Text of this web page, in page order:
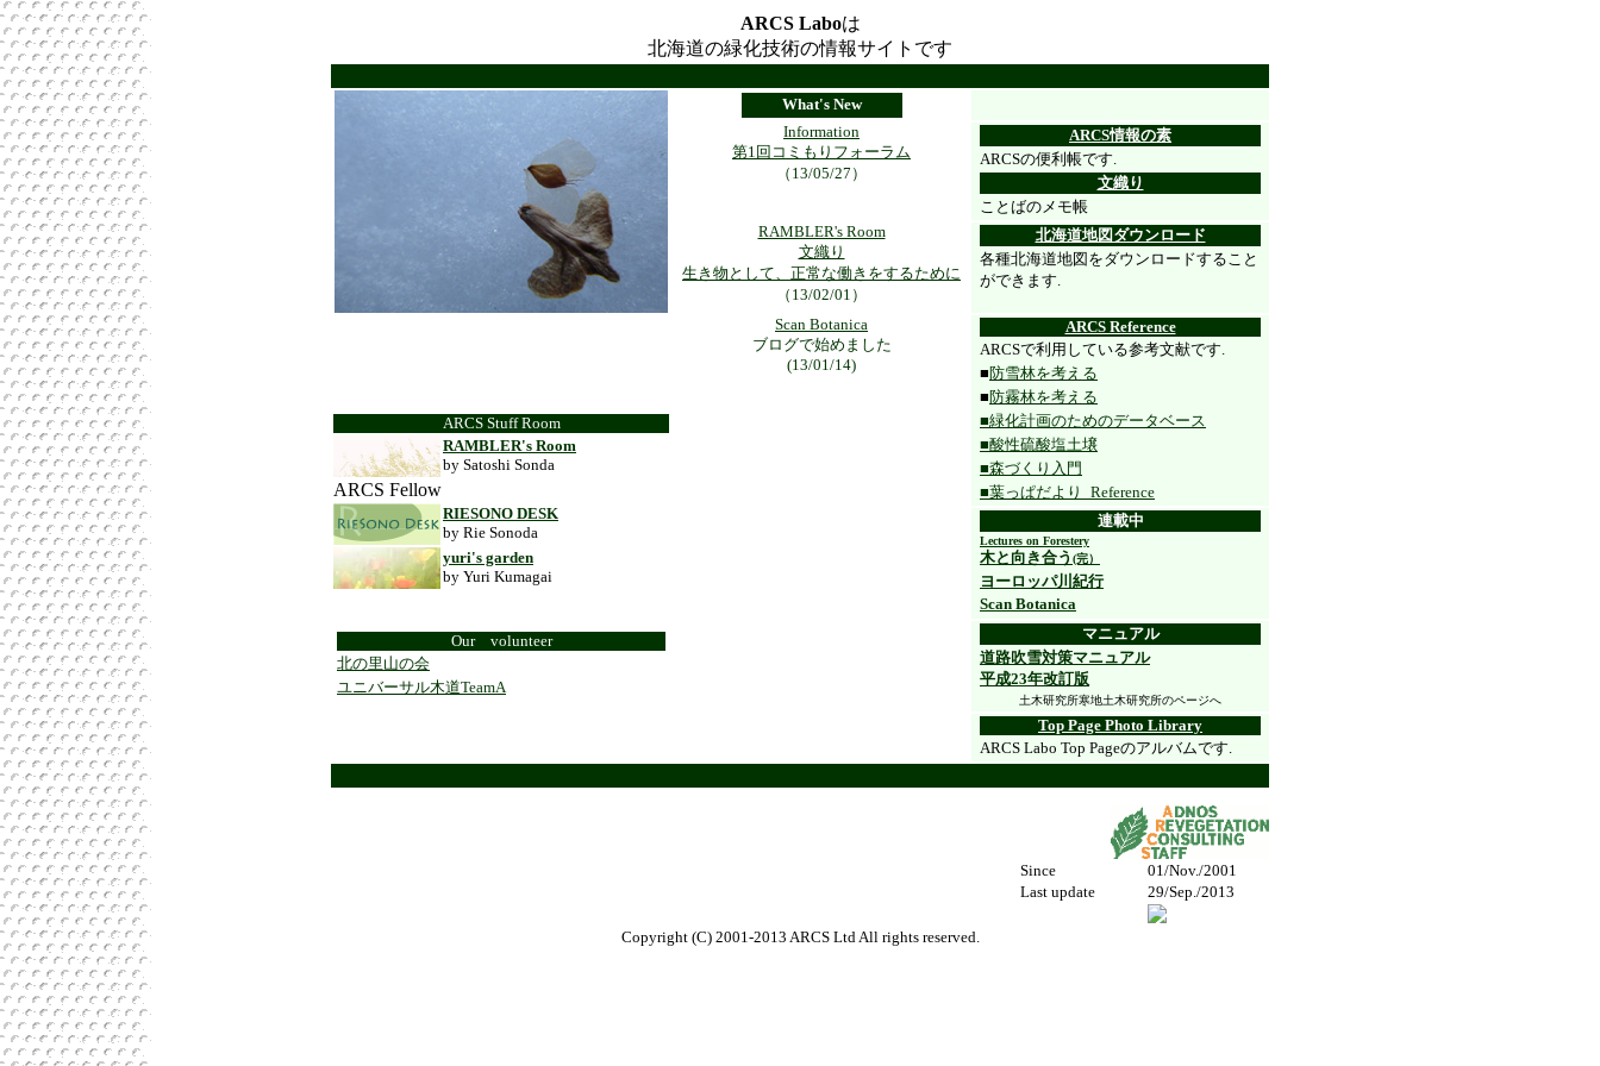
ARCS Laboは
北海道の緑化技術の情報サイトです
What's New
Information
第1回コミもりフォーラム
（13/05/27）
ARCS情報の素
ARCSの便利帳です.
文織り
ことばのメモ帳
RAMBLER's Room
文織り
生き物として、正常な働きをするために
（13/02/01）
北海道地図ダウンロード
各種北海道地図をダウンロードすること
ができます.
Scan Botanica
ブログで始めました
(13/01/14)
ARCS Reference
ARCSで利用している参考文献です.
■防雪林を考える
■防霧林を考える
■緑化計画のためのデータベース
■酸性硫酸塩土壌
■森づくり入門
■葉っぱだより_Reference
ARCS Stuff Room
RAMBLER's Room
by Satoshi Sonda
ARCS Fellow
RIESONO DESK
by Rie Sonoda
yuri's garden
by Yuri Kumagai
連載中
Lectures on Forestery
木と向き合う (完）
ヨーロッパ川紀行
Scan Botanica
Our volunteer
北の里山の会
ユニバーサル木道TeamA
マニュアル
道路吹雪対策マニュアル
平成23年改訂版
土木研究所寒地土木研究所のページへ
Top Page Photo Library
ARCS Labo Top Pageのアルバムです.
Since
01/Nov./2001
Last update
29/Sep./2013
Copyright (C) 2001-2013 ARCS Ltd All rights reserved.